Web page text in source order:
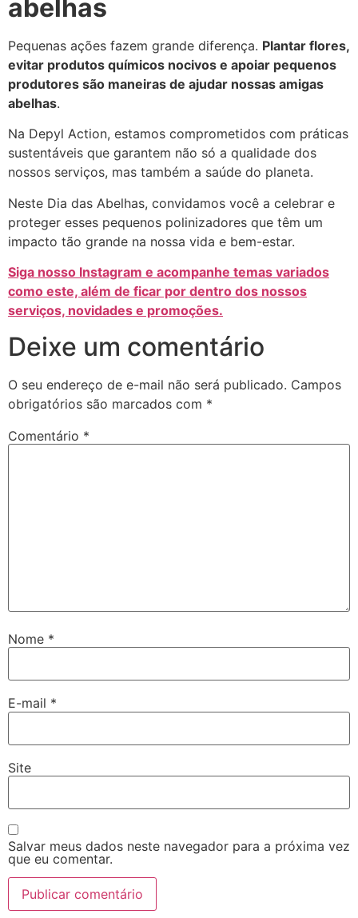
abelhas
Pequenas ações fazem grande diferença. Plantar flores,
evitar produtos químicos nocivos e apoiar pequenos
produtores são maneiras de ajudar nossas amigas
abelhas.
Na Depyl Action, estamos comprometidos com práticas
sustentáveis que garantem não só a qualidade dos
nossos serviços, mas também a saúde do planeta.
Neste Dia das Abelhas, convidamos você a celebrar e
proteger esses pequenos polinizadores que têm um
impacto tão grande na nossa vida e bem-estar.
Siga nosso Instagram e acompanhe temas variados
como este, além de ficar por dentro dos nossos
serviços, novidades e promoções.
Deixe um comentário
O seu endereço de e-mail não será publicado. Campos
obrigatórios são marcados com *
Comentário *
Nome *
E-mail *
Site
Salvar meus dados neste navegador para a próxima vez
que eu comentar.